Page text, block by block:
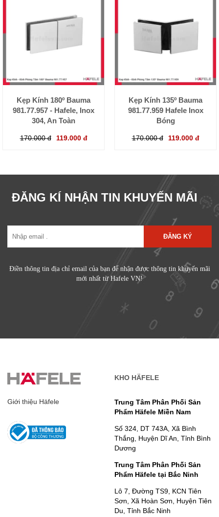
Kẹp Kính 180º Bauma
981.77.957 - Hafele, Inox
304, An Toàn
170.000 đ 119.000 đ
Kẹp Kính 135º Bauma
981.77.959 Hafele Inox
Bóng
170.000 đ 119.000 đ
ĐĂNG KÍ NHẬN TIN KHUYẾN MÃI
ĐĂNG KÝ
Điền thông tin địa chỉ email của bạn để nhận được thông tin khuyến mãi
mới nhất từ Hafele VN!
Giới thiệu Häfele
KHO HÄFELE
Trung Tâm Phân Phối Sản
Phẩm Häfele Miền Nam
Số 324, DT 743A, Xã Bình
Thắng, Huyện Dĩ An, Tỉnh Bình
Dương
Trung Tâm Phân Phối Sản
Phẩm Häfele tại Bắc Ninh
Lô 7, Đường TS9, KCN Tiên
Sơn, Xã Hoàn Sơn, Huyện Tiên
Du, Tỉnh Bắc Ninh